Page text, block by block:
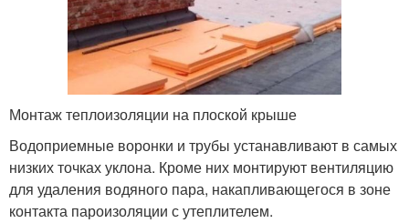
Монтаж теплоизоляции на плоской крыше
Водоприемные воронки и трубы устанавливают в самых
низких точках уклона. Кроме них монтируют вентиляцию
для удаления водяного пара, накапливающегося в зоне
контакта пароизоляции с утеплителем.